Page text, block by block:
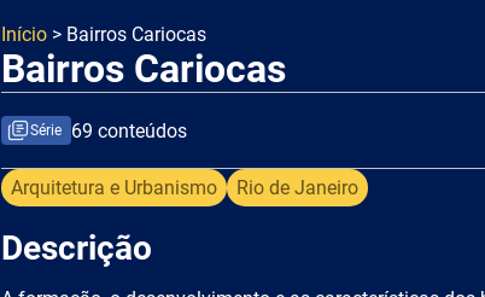
Início > Bairros Cariocas
Bairros Cariocas
Série 69 conteúdos
Arquitetura e Urbanismo Rio de Janeiro
Descrição